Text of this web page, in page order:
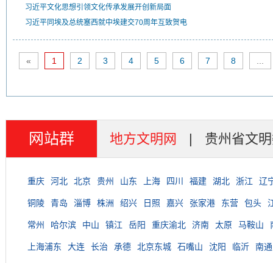
习近平文化思想引领文化传承发展开创新局面
习近平同埃及总统塞西就中埃建交70周年互致贺电
« 1 2 3 4 5 6 7 8
网站群 地方文明网 | 贵州省文
重庆 河北 北京 贵州 山东 上海 四川 福建 湖北 浙江 辽
铜陵 青岛 淄博 株洲 绍兴 日照 嘉兴 张家港 东营 包头
常州 哈尔滨 中山 镇江 岳阳 重庆渝北 济南 太原 马鞍山
上海浦东 大连 长治 承德 北京东城 石嘴山 沈阳 临沂 南通